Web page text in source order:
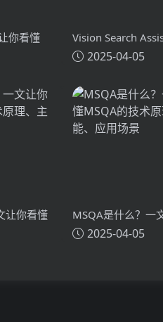
你看懂
功能、
Vision Search
么？一文让你看懂
主要功能、应用场景
2025-04-05
让你看懂
要功
MSQA是什么？一
MSQA的技术原理
2025-04-05